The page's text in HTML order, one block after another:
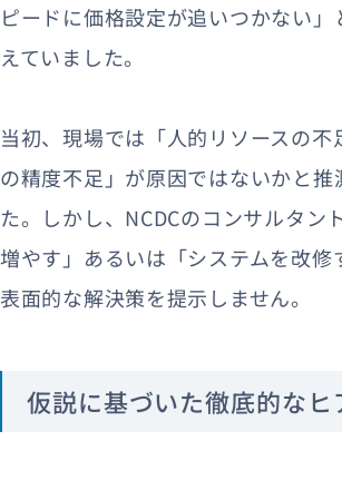
ピードに価格設定が追いつかない
えていました。
当初、現場では「人的リソースの不
の精度不足」が原因ではないかと推
た。しかし、NCDCのコンサルタン
増やす」あるいは「システムを改修
表面的な解決策を提示しません。
仮説に基づいた徹底的なヒ